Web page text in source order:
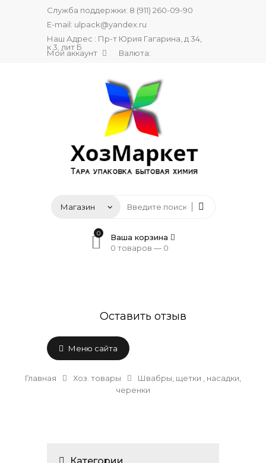
Служба поддержки: 8 (911) 260-09-90
E-mail: ulpack@yandex.ru
Наш Адрес : Пр-т Юрия Гагарина, д 34,
к 3, лит Б
Мой аккаунт Валюта:
0
Ваша корзина
0 товаров — 0
Оставить отзыв
Меню сайта
Главная Хоз. товары
Швабры, щетки , насадки,
черенки